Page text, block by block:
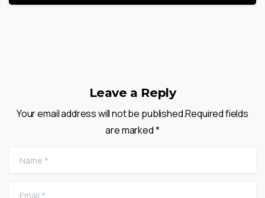
Leave a Reply
Your email address will not be published.Required fields
are marked *
Name
Email